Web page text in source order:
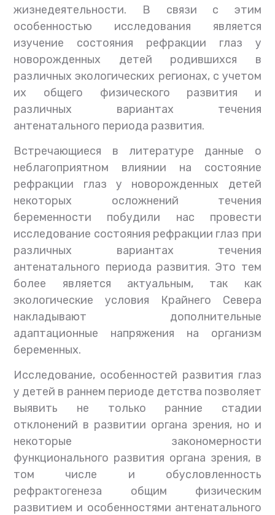
жизнедеятельности. В связи с этим
особенностью исследования является
изучение состояния рефракции глаз у
новорожденных детей родившихся в
различных экологических регионах, с учетом
их общего физического развития и
различных вариантах течения
антенатального периода развития.
Встречающиеся в литературе данные о
неблагоприятном влиянии на состояние
рефракции глаз у новорожденных детей
некоторых осложнений течения
беременности побудили нас провести
исследование состояния рефракции глаз при
различных вариантах течения
антенатального периода развития. Это тем
более является актуальным, так как
экологические условия Крайнего Севера
накладывают дополнительные
адаптационные напряжения на организм
беременных.
Исследование, особенностей развития глаз
у детей в раннем периоде детства позволяет
выявить не только ранние стадии
отклонений в развитии органа зрения, но и
некоторые закономерности
функционального развития органа зрения, в
том числе и обусловленность
рефрактогенеза общим физическим
развитием и особенностями антенатального